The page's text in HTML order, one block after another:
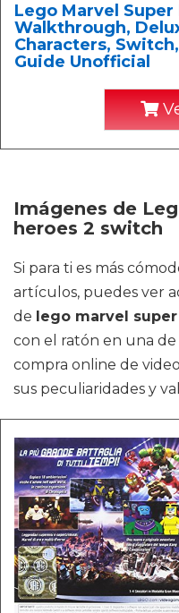
Lego Marvel Super
Walkthrough,
Characters,
Guide Unofficial
Imágenes de
heroes 2 switch
Si para ti es más
artículos, puedes ver
de lego marvel
con el ratón en una de
compra online de
sus peculiaridades y